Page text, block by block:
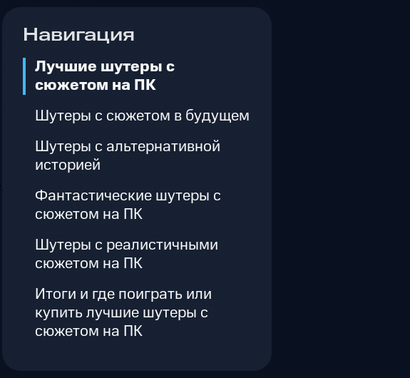
Навигация
Лучшие шутеры с
сюжетом на ПК
Шутеры с сюжетом в будущем
Шутеры с альтернативной
историей
Фантастические шутеры с
сюжетом на ПК
Шутеры с реалистичными
сюжетом на ПК
Итоги и где поиграть или
купить лучшие шутеры с
сюжетом на ПК